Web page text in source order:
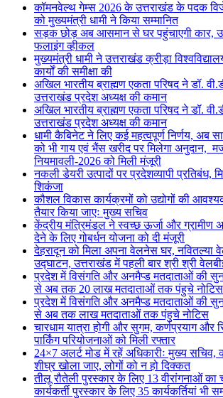
कॉमनवेल्थ गेम्स 2026 के उत्तराखंड के पदक
को मुख्यमंत्री धामी ने किया सम्मानित
सड़क छोड़ अब आसमान से घर पहुंचाएगी कार,
फलाइंग व्हीकल
मुख्यमंत्री धामी ने उत्तराखंड क्रीड़ा
कार्यों की समीक्षा की
अखिल भारतीय ब्राह्मण एकता परिषद ने डॉ.
उत्तराखंड प्रदेश अध्यक्ष की कमान
अखिल भारतीय ब्राह्मण एकता परिषद ने डॉ.
उत्तराखंड प्रदेश अध्यक्ष की कमान
धामी कैबिनेट ने लिए कई महत्वपूर्ण निर्णय, अब
को भी गाय एवं भैंस खरीद पर मिलेगा अनुदान,
नियमावली-2026 को मिली मंजूरी
नकली डेयरी उत्पादों पर प्रदेशव्यापी प्रतिबंध,
शिकंजा
कौशल विकास कार्यक्रमों को उद्योगों की
तैयार किया जाएः मुख्य सचिव
केंद्रीय मंत्रिमंडल ने स्वच्छ ऊर्जा और ग्रामीण
देने के लिए गोबर्धन योजना को दी मंजूरी
देहरादून को मिला अपना वेलनेस घर, नवितल्या
उद्घाटन, उत्तराखंड में पहली बार श्री श्री
प्रदेश में विसंगति और अनमैप्ड मतदाताओं की
से अब तक 20 लाख मतदाताओं तक पंहुचे नोटिस
प्रदेश में विसंगति और अनमैप्ड मतदाताओं की
से अब तक लाख मतदाताओं तक पंहुचे नोटिस
चारधाम यात्रा होगी और सुगम, कर्णप्रयाग
पार्किंग परियोजनाओं को मिली रफ्तार
24×7 अलर्ट मोड में रहें अधिकारीः मुख्य
शीघ्र खोला जाए, लोगों को न हो दिक्कत
तीलू रौतेली पुरस्कार के लिए 13 वीरांगनाओं
कार्यकर्ती पुरस्कार के लिए 35 कार्यकर्तियां भी